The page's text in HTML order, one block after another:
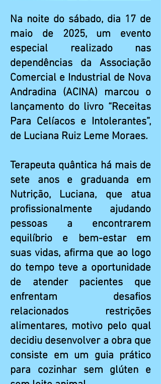
Na noite do sábado, dia 17 de
maio de 2025, um evento
especial realizado nas
dependências da Associação
Comercial e Industrial de Nova
Andradina (ACINA) marcou o
lançamento do livro “Receitas
Para Celíacos e Intolerantes”,
de Luciana Ruiz Leme Moraes.
Terapeuta quântica há mais de
sete anos e graduanda em
Nutrição, Luciana, que atua
profissionalmente ajudando
pessoas a encontrarem
equilíbrio e bem-estar em
suas vidas, afirma que ao logo
do tempo teve a oportunidade
de atender pacientes que
enfrentam desafios
relacionados restrições
alimentares, motivo pelo qual
decidiu desenvolver a obra que
consiste em um guia prático
para cozinhar sem glúten e